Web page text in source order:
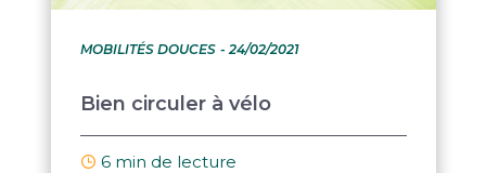
MOBILITÉS DOUCES - 24/02/2021
Bien circuler à vélo
6 min de lecture